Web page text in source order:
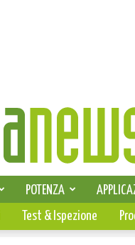
SELEZIONE DI ELETTRONICA
POTENZA
PCBTest & Ispezione